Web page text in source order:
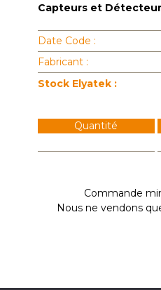
Capteurs et
Date Code :
Fabricant :
Stock Elyatek :
Quantité
Commande
Nous ne vendons